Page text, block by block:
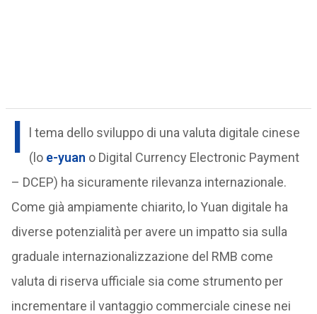
I
l tema dello sviluppo di una valuta digitale cinese
(lo e-yuan o Digital Currency Electronic Payment
– DCEP) ha sicuramente rilevanza internazionale.
Come già ampiamente chiarito, lo Yuan digitale ha
diverse potenzialità per avere un impatto sia sulla
graduale internazionalizzazione del RMB come
valuta di riserva ufficiale sia come strumento per
incrementare il vantaggio commerciale cinese nei